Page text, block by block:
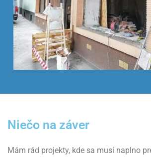
Niečo na záver
Mám rád projekty, kde sa musí naplno